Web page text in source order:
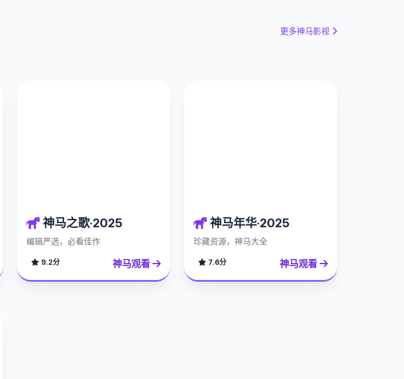
更多神马影视
神马之歌·2025
编辑严选，必看佳作
9.2分 神马观看
神马年华·2025
珍藏资源，神马大全
7.6分 神马观看